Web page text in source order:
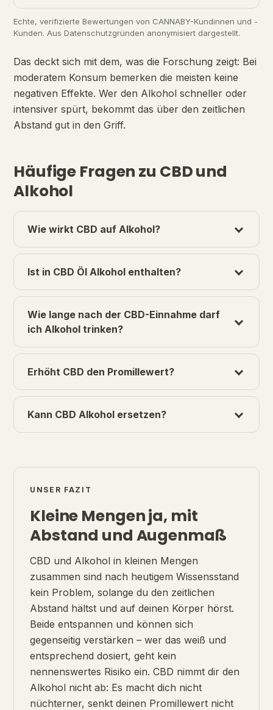
Echte, verifizierte Bewertungen von CANNABY-Kundinnen und -
Kunden. Aus Datenschutzgründen anonymisiert dargestellt.
Das deckt sich mit dem, was die Forschung zeigt: Bei
moderatem Konsum bemerken die meisten keine
negativen Effekte. Wer den Alkohol schneller oder
intensiver spürt, bekommt das über den zeitlichen
Abstand gut in den Griff.
Häufige Fragen zu CBD und
Alkohol
Wie wirkt CBD auf Alkohol?
Ist in CBD Öl Alkohol enthalten?
Wie lange nach der CBD-Einnahme darf
ich Alkohol trinken?
Erhöht CBD den Promillewert?
Kann CBD Alkohol ersetzen?
UNSER FAZIT
Kleine Mengen ja, mit
Abstand und Augenmaß
CBD und Alkohol in kleinen Mengen
zusammen sind nach heutigem Wissensstand
kein Problem, solange du den zeitlichen
Abstand hältst und auf deinen Körper hörst.
Beide entspannen und können sich
gegenseitig verstärken – wer das weiß und
entsprechend dosiert, geht kein
nennenswertes Risiko ein. CBD nimmt dir den
Alkohol nicht ab: Es macht dich nicht
nüchterner, senkt deinen Promillewert nicht